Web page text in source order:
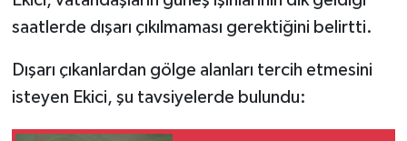
saatlerde dışarı çıkılmaması gerektiğini belirtti.
Dışarı çıkanlardan gölge alanları tercih etmesini
isteyen Ekici, şu tavsiyelerde bulundu: